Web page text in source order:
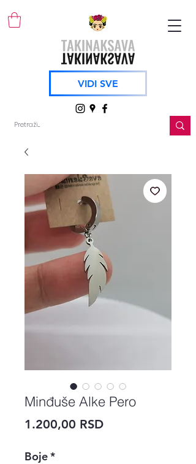
VIDI SVE
Minđuše Alke Pero
1.200,00 RSDPrice
Boje*